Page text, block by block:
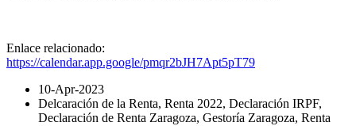
Enlace relacionado:
https://calendar.app.google/pmqr2bJH7Apt5pT79
10-Apr-2023
Delcaración de la Renta, Renta 2022, Declaración IRPF,
Declaración de Renta Zaragoza, Gestoría Zaragoza, Renta